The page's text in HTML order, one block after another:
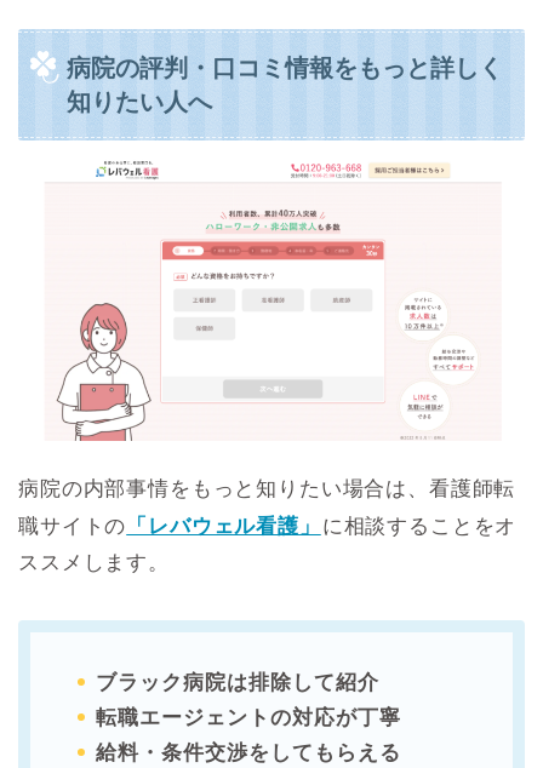
病院の評判・口コミ情報をもっと詳しく
知りたい人へ
病院の内部事情をもっと知りたい場合は、看護師転
職サイトの 「レバウェル看護」
に相談することをオ
ススメします。
ブラック病院は排除して紹介
転職エージェントの対応が丁寧
給料・条件交渉をしてもらえる